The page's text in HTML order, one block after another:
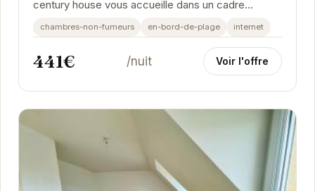
century house vous accueille dans un cadre
chaleureux et confortable.
chambres-non-fumeurs en-bord-de-plage internet
441€ /nuit Voir l'offre